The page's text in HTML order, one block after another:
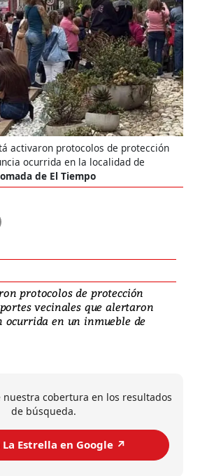
activaron protocolos de protección
ocurrida en la localidad de
de El Tiempo
protocolos de protección
vecinales que alertaron
ocurrida en un inmueble de
nuestra cobertura en los resultados
de búsqueda.
Estrella en Google ↗️